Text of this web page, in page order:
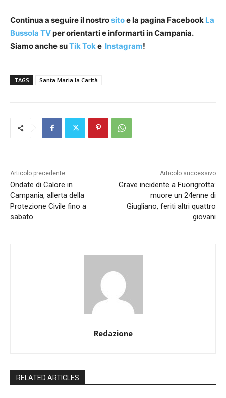
Continua a seguire il nostrositoe la pagina Facebook La
Bussola TVper orientarti e informarti in Campania.
Siamo anche suTik Toke Instagram!
TAGS Santa Maria la Carità
Articolo precedente
Ondate di Calore in
Campania, allerta della
Protezione Civile fino a
sabato
Articolo successivo
Grave incidente a Fuorigrotta:
muore un 24enne di
Giugliano, feriti altri quattro
giovani
Redazione
RELATED ARTICLES